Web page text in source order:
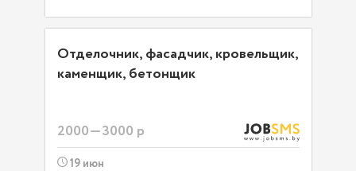
Отделочник, фасадчик, кровельщик,
каменщик, бетонщик
2000—3000 р
19 июн